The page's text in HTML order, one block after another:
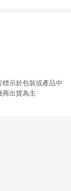
算將排除訂
盛通生活
示於包裝或產品中
商出貨為主